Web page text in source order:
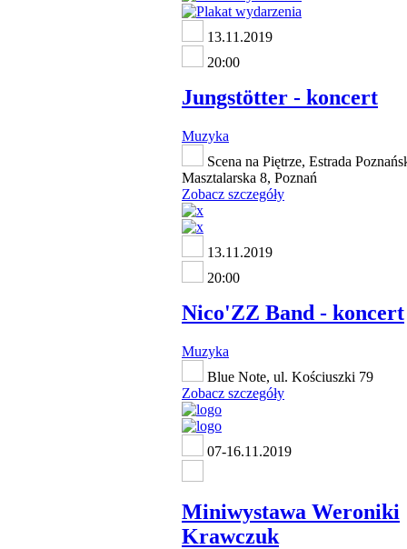
13.11.2019
20:00
Jungstötter - koncert
Muzyka
Scena na Piętrze, Estrada
Masztalarska 8, Poznań
Zobacz szczegóły
13.11.2019
20:00
Nico'ZZ Band - koncert
Muzyka
Blue Note, ul. Kościuszki 79
Zobacz szczegóły
07-16.11.2019
Miniwystawa Weroniki
Krawczuk